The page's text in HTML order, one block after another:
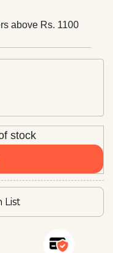
above Rs. 1100
stock
List